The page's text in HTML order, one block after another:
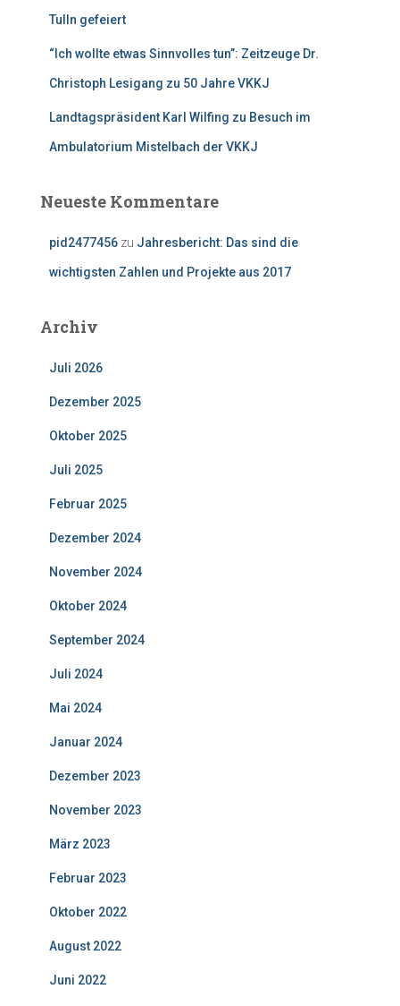
Tulln gefeiert
“Ich wollte etwas Sinnvolles tun”: Zeitzeuge Dr.
Christoph Lesigang zu 50 Jahre VKKJ
Landtagspräsident Karl Wilfing zu Besuch im
Ambulatorium Mistelbach der VKKJ
Neueste Kommentare
pid2477456 zu Jahresbericht: Das sind die
wichtigsten Zahlen und Projekte aus 2017
Archiv
Juli 2026
Dezember 2025
Oktober 2025
Juli 2025
Februar 2025
Dezember 2024
November 2024
Oktober 2024
September 2024
Juli 2024
Mai 2024
Januar 2024
Dezember 2023
November 2023
März 2023
Februar 2023
Oktober 2022
August 2022
Juni 2022